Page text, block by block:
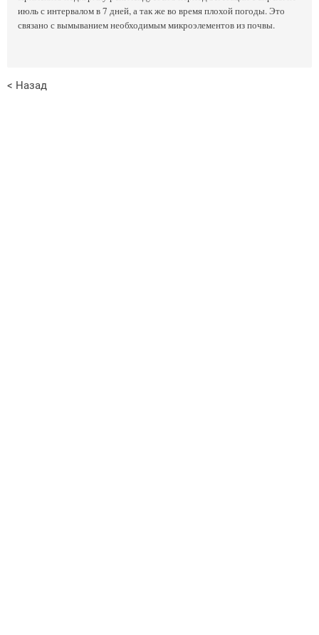
июль с интервалом в 7 дней, а так же во время плохой погоды. Это
связано с вымыванием необходимым микроэлементов из почвы.
< Назад